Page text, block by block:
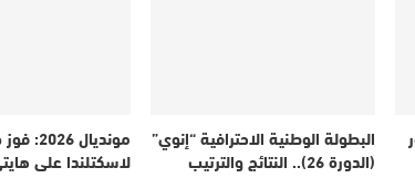
البطولة الوطنية الاحترافية “إنوي”
(الدورة 26).. النتائج والترتيب
مونديال
لاسكتلندا على هايتي